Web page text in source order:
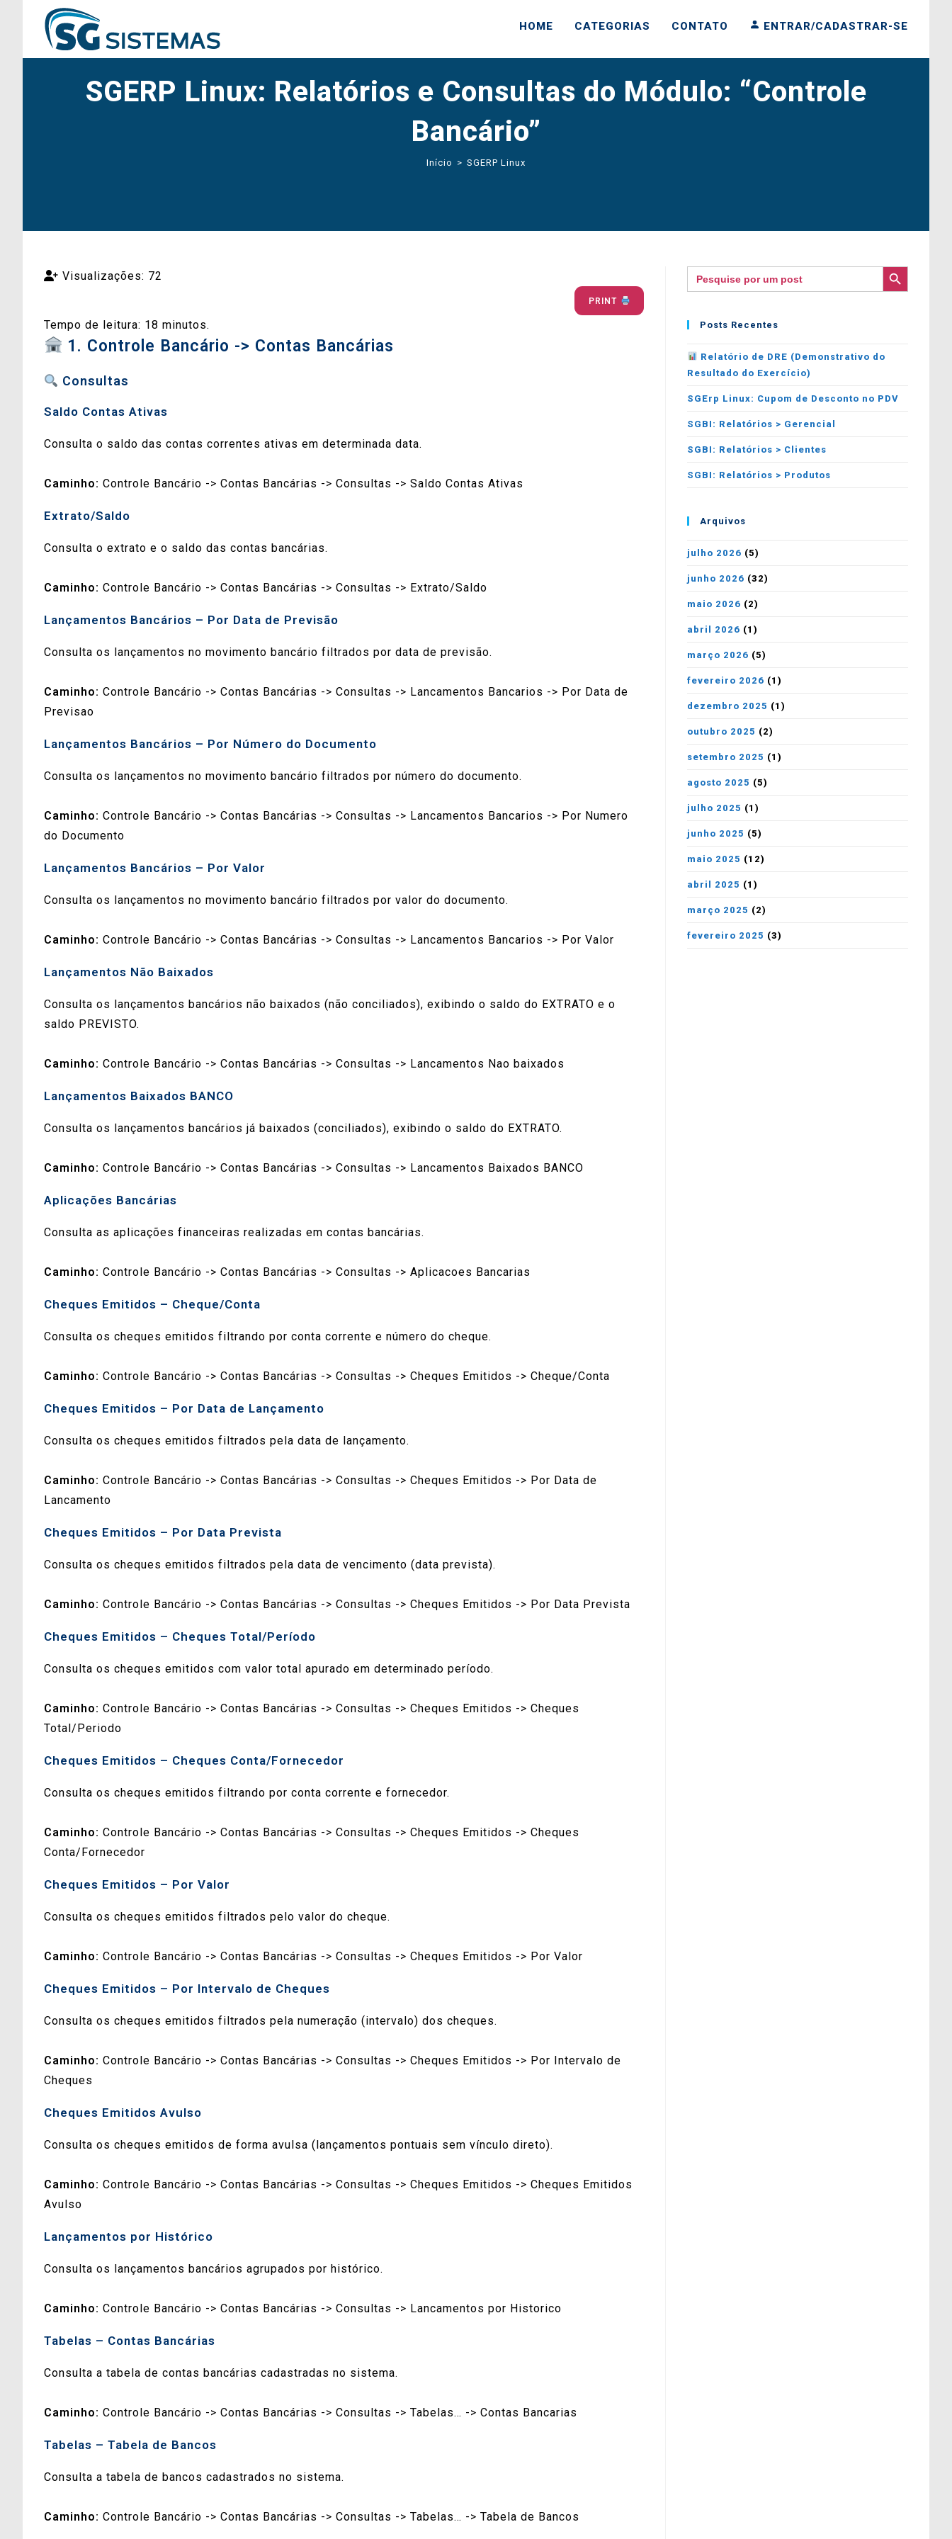
HOME CATEGORIAS CONTATO ENTRAR/CADASTRAR-SE
SGERP Linux: Relatórios e Consultas do Módulo: “Controle
Bancário”
Início > SGERP Linux
Visualizações: 72
PRINT
Tempo de leitura: 18 minutos.
1. Controle Bancário -> Contas Bancárias
Consultas
Saldo Contas Ativas
Consulta o saldo das contas correntes ativas em determinada data.
Caminho: Controle Bancário -> Contas Bancárias -> Consultas -> Saldo Contas Ativas
Extrato/Saldo
Consulta o extrato e o saldo das contas bancárias.
Caminho: Controle Bancário -> Contas Bancárias -> Consultas -> Extrato/Saldo
Lançamentos Bancários – Por Data de Previsão
Consulta os lançamentos no movimento bancário filtrados por data de previsão.
Caminho: Controle Bancário -> Contas Bancárias -> Consultas -> Lancamentos Bancarios -> Por Data de
Previsao
Lançamentos Bancários – Por Número do Documento
Consulta os lançamentos no movimento bancário filtrados por número do documento.
Caminho: Controle Bancário -> Contas Bancárias -> Consultas -> Lancamentos Bancarios -> Por Numero
do Documento
Lançamentos Bancários – Por Valor
Consulta os lançamentos no movimento bancário filtrados por valor do documento.
Caminho: Controle Bancário -> Contas Bancárias -> Consultas -> Lancamentos Bancarios -> Por Valor
Lançamentos Não Baixados
Consulta os lançamentos bancários não baixados (não conciliados), exibindo o saldo do EXTRATO e o
saldo PREVISTO.
Caminho: Controle Bancário -> Contas Bancárias -> Consultas -> Lancamentos Nao baixados
Lançamentos Baixados BANCO
Consulta os lançamentos bancários já baixados (conciliados), exibindo o saldo do EXTRATO.
Caminho: Controle Bancário -> Contas Bancárias -> Consultas -> Lancamentos Baixados BANCO
Aplicações Bancárias
Consulta as aplicações financeiras realizadas em contas bancárias.
Caminho: Controle Bancário -> Contas Bancárias -> Consultas -> Aplicacoes Bancarias
Cheques Emitidos – Cheque/Conta
Consulta os cheques emitidos filtrando por conta corrente e número do cheque.
Caminho: Controle Bancário -> Contas Bancárias -> Consultas -> Cheques Emitidos -> Cheque/Conta
Cheques Emitidos – Por Data de Lançamento
Consulta os cheques emitidos filtrados pela data de lançamento.
Caminho: Controle Bancário -> Contas Bancárias -> Consultas -> Cheques Emitidos -> Por Data de
Lancamento
Cheques Emitidos – Por Data Prevista
Consulta os cheques emitidos filtrados pela data de vencimento (data prevista).
Caminho: Controle Bancário -> Contas Bancárias -> Consultas -> Cheques Emitidos -> Por Data Prevista
Cheques Emitidos – Cheques Total/Período
Consulta os cheques emitidos com valor total apurado em determinado período.
Caminho: Controle Bancário -> Contas Bancárias -> Consultas -> Cheques Emitidos -> Cheques
Total/Periodo
Cheques Emitidos – Cheques Conta/Fornecedor
Consulta os cheques emitidos filtrando por conta corrente e fornecedor.
Caminho: Controle Bancário -> Contas Bancárias -> Consultas -> Cheques Emitidos -> Cheques
Conta/Fornecedor
Cheques Emitidos – Por Valor
Consulta os cheques emitidos filtrados pelo valor do cheque.
Caminho: Controle Bancário -> Contas Bancárias -> Consultas -> Cheques Emitidos -> Por Valor
Cheques Emitidos – Por Intervalo de Cheques
Consulta os cheques emitidos filtrados pela numeração (intervalo) dos cheques.
Caminho: Controle Bancário -> Contas Bancárias -> Consultas -> Cheques Emitidos -> Por Intervalo de
Cheques
Cheques Emitidos Avulso
Consulta os cheques emitidos de forma avulsa (lançamentos pontuais sem vínculo direto).
Caminho: Controle Bancário -> Contas Bancárias -> Consultas -> Cheques Emitidos -> Cheques Emitidos
Avulso
Lançamentos por Histórico
Consulta os lançamentos bancários agrupados por histórico.
Caminho: Controle Bancário -> Contas Bancárias -> Consultas -> Lancamentos por Historico
Tabelas – Contas Bancárias
Consulta a tabela de contas bancárias cadastradas no sistema.
Caminho: Controle Bancário -> Contas Bancárias -> Consultas -> Tabelas… -> Contas Bancarias
Tabelas – Tabela de Bancos
Consulta a tabela de bancos cadastrados no sistema.
Caminho: Controle Bancário -> Contas Bancárias -> Consultas -> Tabelas… -> Tabela de Bancos
Search
for:
SEARCH BUTTON
Posts Recentes
Relatório de DRE (Demonstrativo do
Resultado do Exercício)
SGErp Linux: Cupom de Desconto no PDV
SGBI: Relatórios > Gerencial
SGBI: Relatórios > Clientes
SGBI: Relatórios > Produtos
Arquivos
julho 2026 (5)
junho 2026 (32)
maio 2026 (2)
abril 2026 (1)
março 2026 (5)
fevereiro 2026 (1)
dezembro 2025 (1)
outubro 2025 (2)
setembro 2025 (1)
agosto 2025 (5)
julho 2025 (1)
junho 2025 (5)
maio 2025 (12)
abril 2025 (1)
março 2025 (2)
fevereiro 2025 (3)